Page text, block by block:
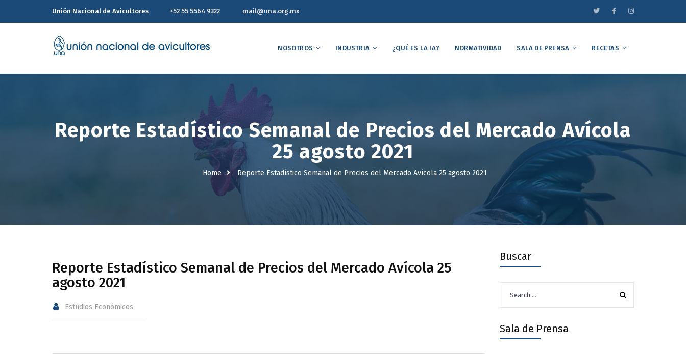
Unión Nacional de Avicultores +52 55 5564 9322 mail@una.org.mx
NOSOTROS INDUSTRIA ¿QUÉ ES LA IA? NORMATIVIDAD SALA DE PRENSA RECETAS
Reporte Estadístico Semanal de Precios del Mercado Avícola
25 agosto 2021
Home Reporte Estadístico Semanal de Precios del Mercado Avícola 25 agosto 2021
Reporte Estadístico Semanal de Precios del Mercado Avícola 25
agosto 2021
Estudios Económicos
Buscar
for:
Sala de Prensa